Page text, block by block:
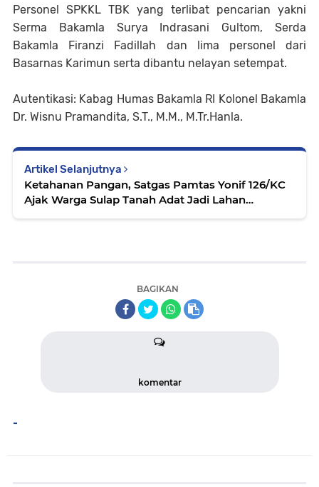
Personel SPKKL TBK yang terlibat pencarian yakni
Serma Bakamla Surya Indrasani Gultom, Serda
Bakamla Firanzi Fadillah dan lima personel dari
Basarnas Karimun serta dibantu nelayan setempat.
Autentikasi: Kabag Humas Bakamla RI Kolonel Bakamla
Dr. Wisnu Pramandita, S.T., M.M., M.Tr.Hanla.
Artikel Selanjutnya
Ketahanan Pangan, Satgas Pamtas Yonif 126/KC
Ajak Warga Sulap Tanah Adat Jadi Lahan
BAGIKAN
komentar
-